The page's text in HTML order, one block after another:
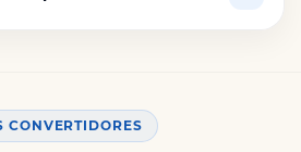
CONVERTIDORES